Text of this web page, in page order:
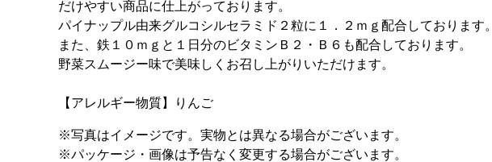
だけやすい商品に仕上がっております。
パイナップル由来グルコシルセラミド２粒に１．２ｍｇ配合しております。
また、鉄１０ｍｇと１日分のビタミンＢ２・Ｂ６も配合しております。
野菜スムージー味で美味しくお召し上がりいただけます。
【アレルギー物質】りんご
※写真はイメージです。実物とは異なる場合がございます。
※パッケージ・画像は予告なく変更する場合がございます。